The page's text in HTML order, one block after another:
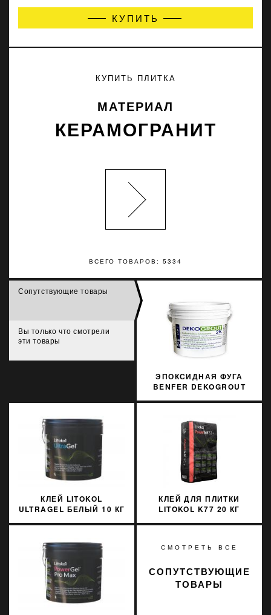
КУПИТЬ
ВСЕГО ТОВАРОВ: 5334
КУПИТЬ ПЛИТКА
МАТЕРИАЛ
КЕРАМОГРАНИТ
Сопутствующие товары
Вы только что смотрели
эти товары
ЭПОКСИДНАЯ ФУГА
BENFER DEKOGROUT
КЛЕЙ LITOKOL
ULTRAGEL БЕЛЫЙ 10 КГ
КЛЕЙ ДЛЯ ПЛИТКИ
LITOKOL K77 20 КГ
СМОТРЕТЬ ВСЕ
СОПУТСТВУЮЩИЕ
ТОВАРЫ